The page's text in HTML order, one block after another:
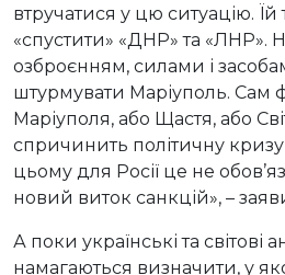
втручатися у цю ситуацію. Їй
«спустити» «ДНР» та «ЛНР».
озброєнням, силами і
штурмувати Маріуполь. Сам
Маріуполя, або Щастя, або
спричинить політичну кризу
цьому для Росії це не
новий виток санкцій», –
А поки українські та світові
намагаються визначити, у